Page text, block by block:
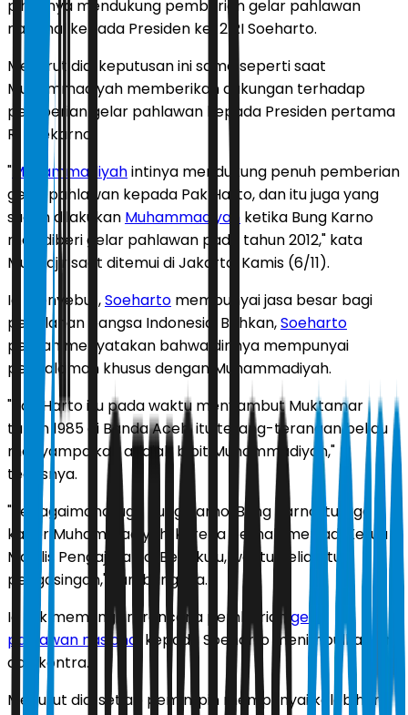
pihaknya mendukung pemberian gelar pahlawan
nasional kepada Presiden ke-2 RI Soeharto.
Menurut dia, keputusan ini sama seperti saat
Muhammadiyah memberikan dukungan terhadap
pemberian gelar pahlawan kepada Presiden pertama
RI Soekarno.
" Muhammadiyahintinya mendukung penuh pemberian
gelar pahlawan kepada Pak Harto, dan itu juga yang
sudah dilakukan Muhammadiyah ketika Bung Karno
mau diberi gelar pahlawan pada tahun 2012," kata
Muhadjir saat ditemui di Jakarta, Kamis (6/11).
Ia menyebut,Soeharto mempunyai jasa besar bagi
perjalanan bangsa Indonesia. Bahkan,Soeharto
pernah menyatakan bahwa dirinya mempunyai
pengalaman khusus dengan Muhammadiyah.
"Pak Harto itu pada waktu menyambut Muktamar
tahun 1985 di Banda Aceh, itu terang-terangan beliau
menyampaikan adalah bibit Muhammadiyah,"
tegasnya.
"Sebagaimana juga Bung Karno. Bung Karno itu juga
kader Muhammadiyah, karena pernah menjadi Ketua
Majelis Pengajaran di Bengkulu, waktu beliau itu
pengasingan," sambungnya.
Ia tak memungkiri, rencana pemberian gelar
pahlawan nasional kepada Soeharto menimbulkan pro
dan kontra.
Menurut dia, setiap pemimpin mempunyai kelebihan